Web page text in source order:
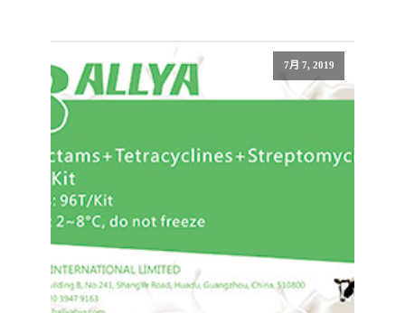
7月 7, 2019